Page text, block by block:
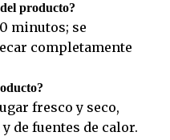
producto?
minutos; se
completamente
fresco y seco,
de fuentes de calor.